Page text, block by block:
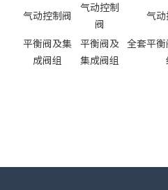
气动控制阀
气动控制
阀
气动
平衡阀及集
成阀组
平衡阀及
集成阀组
全套平衡